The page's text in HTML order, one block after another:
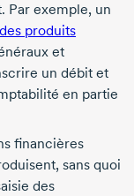
Par exemple, un
produits
et
un débit et
en partie
financières
sans quoi
des